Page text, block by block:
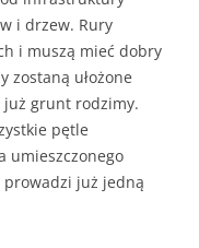
i drzew. Rury
i muszą mieć dobry
zostaną ułożone
grunt rodzimy.
pętle
umieszczonego
już jedną